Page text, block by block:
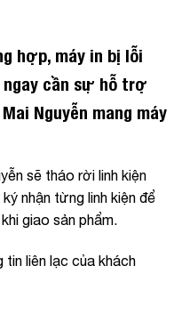
hợp, máy in bị lỗi
cần sự hỗ trợ
Nguyễn mang máy
sẽ tháo rời linh kiện
nhận từng linh kiện để
giao sản phẩm.
tin liên lạc của khách